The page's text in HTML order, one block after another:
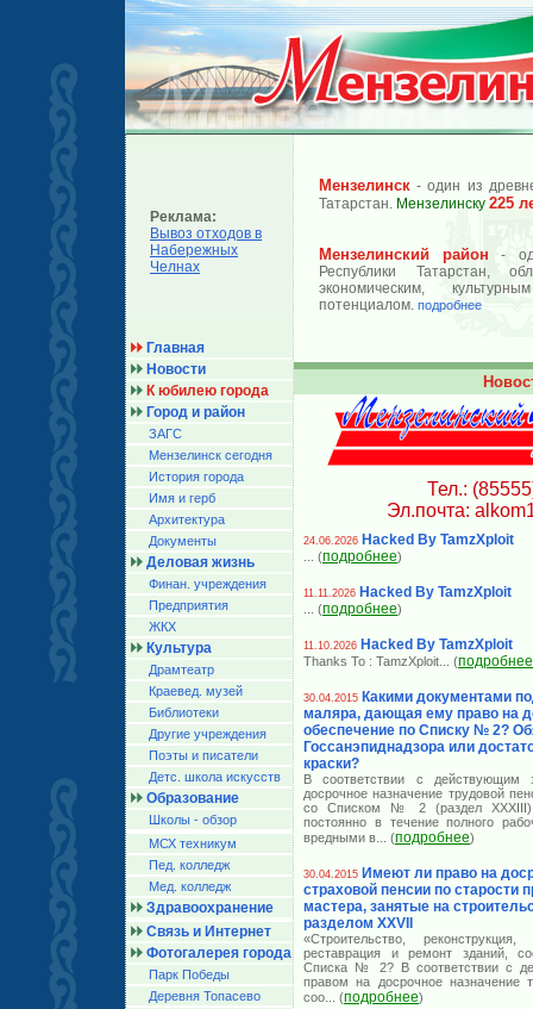
Реклама:
Вывоз отходов в
Набережных
Челнах
Главная
Новости
К юбилею города
Город и район
ЗАГС
Мензелинск сегодня
История города
Имя и герб
Архитектура
Документы
Деловая жизнь
Финан. учреждения
Предприятия
ЖКХ
Культура
Драмтеатр
Краевед. музей
Библиотеки
Другие учреждения
Поэты и писатели
Детс. школа искусств
Образование
Школы - обзор
МСХ техникум
Пед. колледж
Мед. колледж
Здравоохранение
Связь и Интернет
Фотогалерея города
Парк Победы
Деревня Топасево
Мензелинск - один из
Татарстан. Мензелинску 225
Мензелинский район -
Республики Татарстан,
экономическим,
потенциалом. подробнее
Тел.:
Эл.почта:
24.06.2026 Hacked By TamzXploit
... (подробнее)
11.11.2026 Hacked By TamzXploit
... (подробнее)
11.10.2026 Hacked By TamzXploit
Thanks To : TamzXploit ... (подробнее
30.04.2015 Какими документами
маляра, дающая ему право на
обеспечение по Списку № 2?
Госсанэпиднадзора или
краски?
В соответствии с действующим
досрочное назначение трудовой
со Списком № 2 (раздел XXXIII)
постоянно в течение полного
вредными в ... (подробнее)
30.04.2015 Имеют ли право на
страховой пенсии по старости
мастера, занятые на
разделом XXVII
«Строительство, реконструкция,
реставрация и ремонт зданий,
Списка № 2? В соответствии с
правом на досрочное назначение
соо ... (подробнее)